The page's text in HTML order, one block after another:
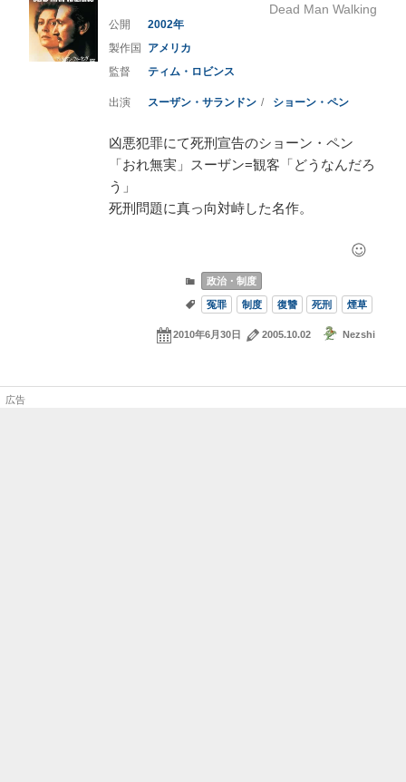
Dead Man Walking
2002
アメリカ
ティム・ロビンス
スーザン・サランドン ショーン・ペン
凶悪犯罪にて死刑宣告のショーン・ペン
「おれ無実」スーザン=観客「どうなんだろ
う」
死刑問題に真っ向対峙した名作。
政治・制度
冤罪 制度 復讐 死刑 煙草
2010年6月30日 2005.10.02 Nezshi